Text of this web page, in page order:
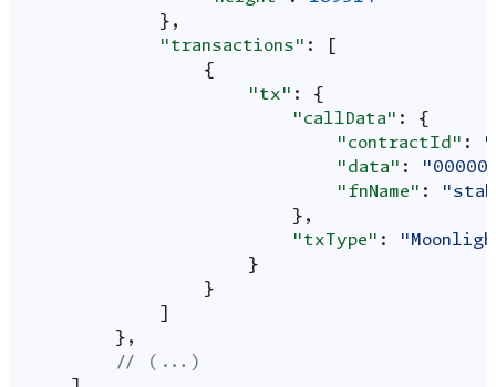
},
"transactions" :
{
"tx" :
{
"callData" :
{
"contractId" :
"data" :
"fnName" :
},
"txType" :
}
}
},
// (...)